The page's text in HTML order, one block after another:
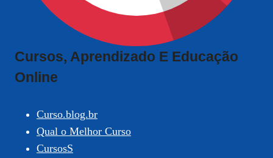
Cursos, Aprendizado E Educação
Online
Curso.blog.br
Qual o Melhor Curso
CursosS